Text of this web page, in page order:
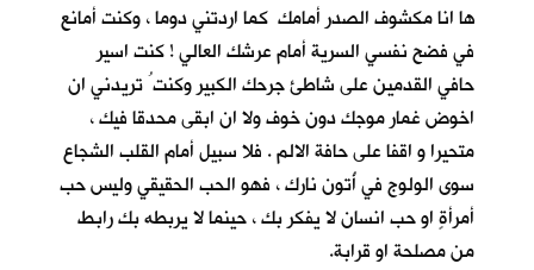
ها انا مكشوف الصدر أمامك كما اردتني دوما ، وكنت أمانع
في فضح نفسي السرية أمام عرشك العالي ! كنت اسير
حافي القدمين على شاطئ جرحك الكبير وكنت ُ تريدني ان
اخوض غمار موجك دون خوف ولا ان ابقى محدقا فيك ،
متحيرا و اقفا على حافة الالم . فلا سبيل أمام القلب الشجاع
سوى الولوج في أُتون نارك ، فهو الحب الحقيقي وليس حب
أمرأةٍ او حب انسان لا يفكر بك ، حينما لا يربطه بك رابط
من مصلحة او قرابة.